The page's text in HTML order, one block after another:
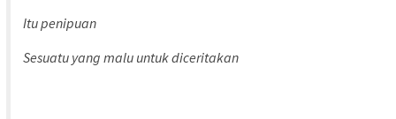
Itu penipuan
Sesuatu yang malu untuk diceritakan